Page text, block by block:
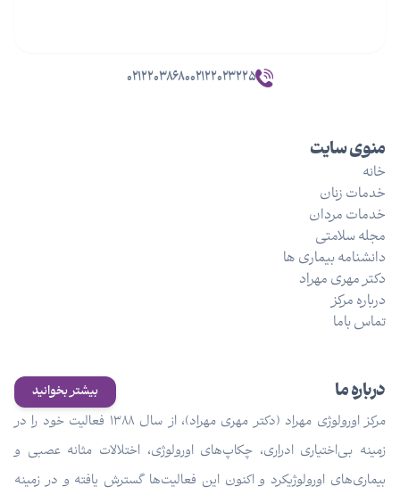
درباره ما بیشتر بخوانید
مرکز اورولوژی مهراد (دکتر مهری مهراد)، از سال ۱۳۸۸ فعالیت خود را در
زمینه بی‌اختیاری ادراری، چکاپ‌های اورولوژی، اختلالات مثانه عصبی و
بیماری‌های اورولوژیکرد و اکنون این فعالیت‌ها گسترش یافته و در زمینه
منوی سایت
خانه
خدمات زنان
خدمات مردان
مجله سلامتی
دانشنامه بیماری ها
دکتر مهری مهراد
درباره مرکز
تماس باما
۰۲۱۲۲۰۲۳۲۲۵۰۲۱۲۲۰۳۸۶۸۰